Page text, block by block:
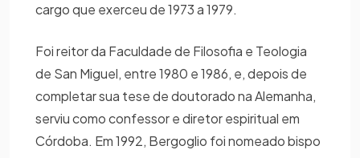
cargo que exerceu de 1973 a 1979.
Foi reitor da Faculdade de Filosofia e Teologia
de San Miguel, entre 1980 e 1986, e, depois de
completar sua tese de doutorado na Alemanha,
serviu como confessor e diretor espiritual em
Córdoba. Em 1992, Bergoglio foi nomeado bispo